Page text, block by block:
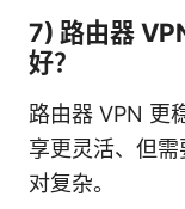
7) 路由器
好？
路由器 VPN 更
享更灵活、但
对复杂。